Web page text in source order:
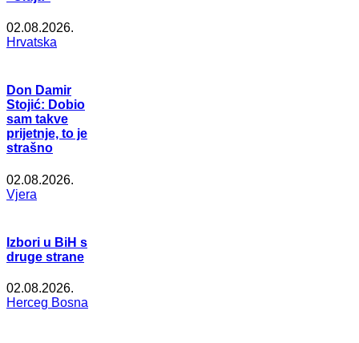
02.08.2026.
Hrvatska
Don Damir
Stojić: Dobio
sam takve
prijetnje, to je
strašno
02.08.2026.
Vjera
Izbori u BiH s
druge strane
02.08.2026.
Herceg Bosna